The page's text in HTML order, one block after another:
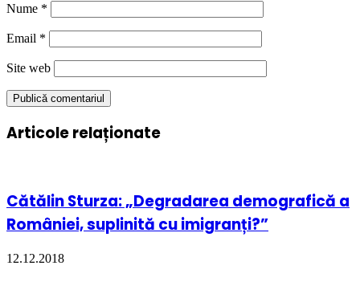
Nume *
Email *
Site web
Articole relaționate
Cătălin Sturza: „Degradarea demografică a
României, suplinită cu imigranți?”
12.12.2018